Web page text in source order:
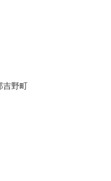
吉野町